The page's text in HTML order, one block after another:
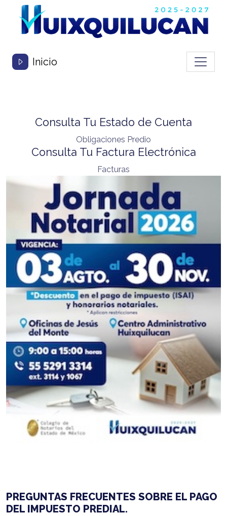
Inicio
Consulta Tu Estado de Cuenta
Obligaciones Predio
Consulta Tu Factura Electrónica
Facturas
PREGUNTAS FRECUENTES SOBRE EL PAGO
DEL IMPUESTO PREDIAL.